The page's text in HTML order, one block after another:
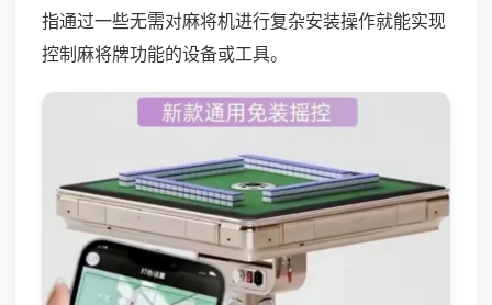
指通过一些无需对麻将机进行复杂安装操作就能实现
控制麻将牌功能的设备或工具。